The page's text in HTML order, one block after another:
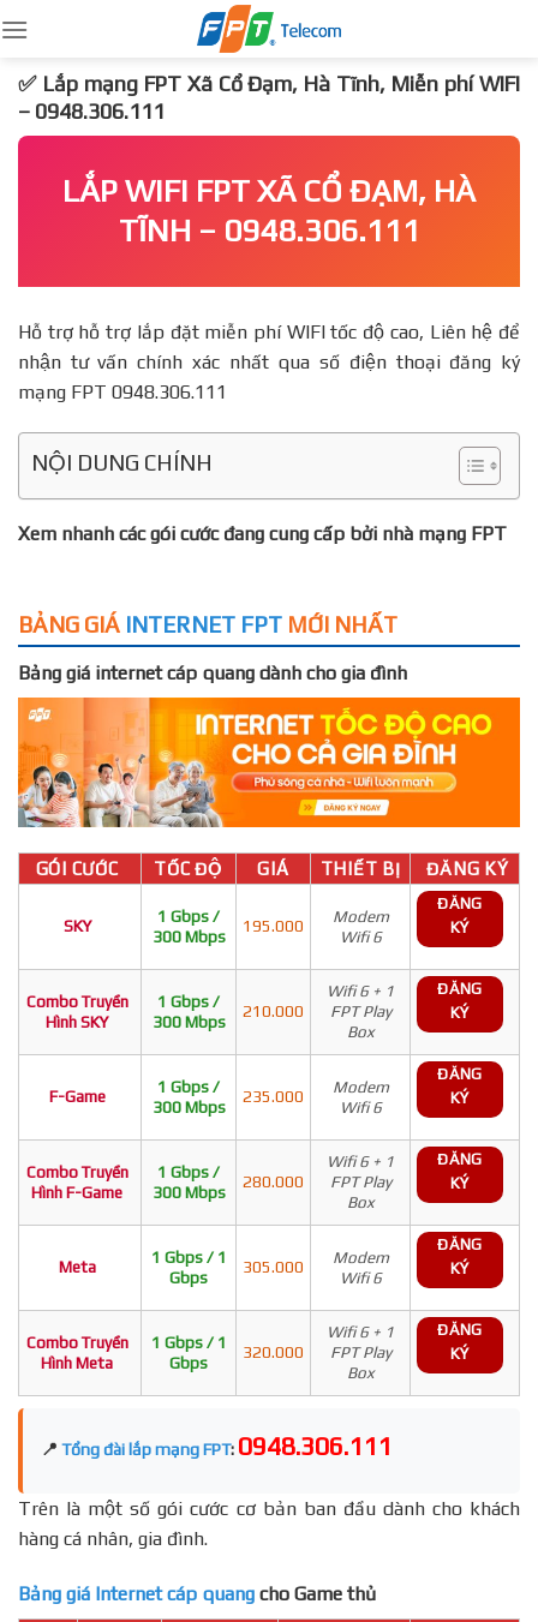
to
content
✅ Lắp mạng FPT Xã Cổ Đạm, Hà Tĩnh, Miễn phí WIFI
– 0948.306.111
LẮP WIFI FPT XÃ CỔ ĐẠM, HÀ
TĨNH – 0948.306.111
Hỗ trợ hỗ trợ lắp đặt miễn phí WIFI tốc độ cao, Liên hệ để
nhận tư vấn chính xác nhất qua số điện thoại đăng ký
mạng FPT 0948.306.111
NỘI DUNG CHÍNH
Xem nhanh các gói cước đang cung cấp bởi nhà mạng FPT
BẢNG GIÁ INTERNET FPT MỚI NHẤT
Bảng giá internet cáp quang dành cho gia đình
GÓI CƯỚC TỐC ĐỘ GIÁ THIẾT BỊ ĐĂNG KÝ
SKY
1 Gbps /
300 Mbps
195.000
Modem
Wifi 6
ĐĂNG
KÝ
Combo Truyền
Hình SKY
1 Gbps /
300 Mbps
210.000
Wifi 6 + 1
FPT Play
Box
ĐĂNG
KÝ
F-Game
1 Gbps /
300 Mbps
235.000
Modem
Wifi 6
ĐĂNG
KÝ
Combo Truyền
Hình F-Game
1 Gbps /
300 Mbps
280.000
Wifi 6 + 1
FPT Play
Box
ĐĂNG
KÝ
Meta
1 Gbps / 1
Gbps
305.000
Modem
Wifi 6
ĐĂNG
KÝ
Combo Truyền
Hình Meta
1 Gbps / 1
Gbps
320.000
Wifi 6 + 1
FPT Play
Box
ĐĂNG
KÝ
📍 Tổng đài lắp mạng FPT: 0948.306.111
Trên là một số gói cước cơ bản ban đầu dành cho khách
hàng cá nhân, gia đình.
Bảng giá Internet cáp quang cho Game thủ